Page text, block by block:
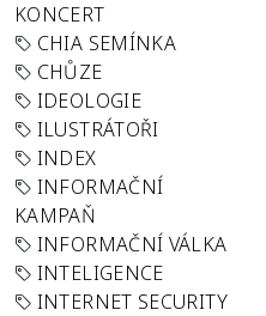
KONCERT
CHIA SEMÍNKA
CHŮZE
IDEOLOGIE
ILUSTRÁTOŘI
INDEX
INFORMAČNÍ
KAMPAŇ
INFORMAČNÍ VÁLKA
INTELIGENCE
INTERNET SECURITY